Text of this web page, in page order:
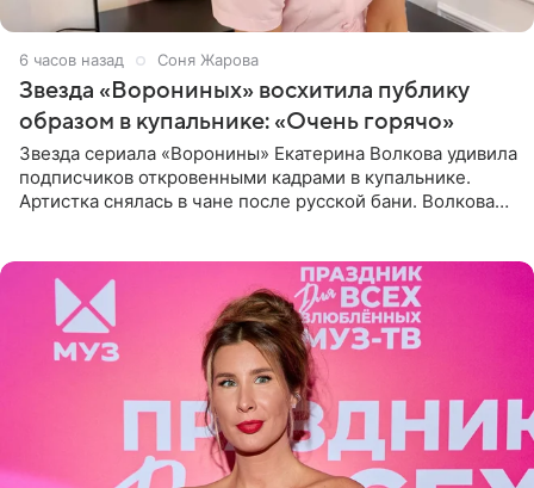
6 часов назад Соня Жарова
Звезда «Ворониных» восхитила публику
образом в купальнике: «Очень горячо»
Звезда сериала «Воронины» Екатерина Волкова удивила
подписчиков откровенными кадрами в купальнике.
Артистка снялась в чане после русской бани. Волкова